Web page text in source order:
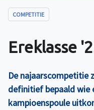
COMPETITIE
Ereklasse
De najaarscompetitie
definitief bepaald wie
kampioenspoule